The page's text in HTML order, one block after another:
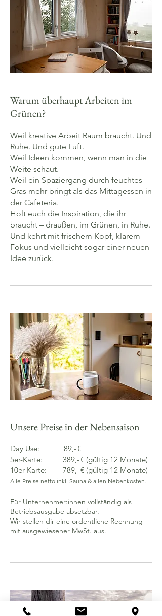
Warum überhaupt Arbeiten im
Grünen?
Weil kreative Arbeit Raum braucht. Und
Ruhe. Und gute Luft.
Weil Ideen kommen, wenn man in die
Weite schaut.
Weil ein Spaziergang durch feuchtes
Gras mehr bringt als das Mittagessen in
der Cafeteria.
Holt euch die Inspiration, die ihr
braucht – draußen, im Grünen, in Ruhe.
Und kehrt mit frischem Kopf, klarem
Fokus und vielleicht sogar einer neuen
Idee zurück.​
Unsere Preise in der Nebensaison
Day Use: 89,- €
5er-Karte: 389,- € (gültig 12 Monate)
10er-Karte: 789,- € (gültig 12 Monate)
Alle Preise netto inkl. Sauna & allen Nebenkosten.
Für Unternehmer:innen vollständig als
Betriebsausgabe absetzbar.
Wir stellen dir eine ordentliche Rechnung
mit ausgewiesener MwSt. aus.